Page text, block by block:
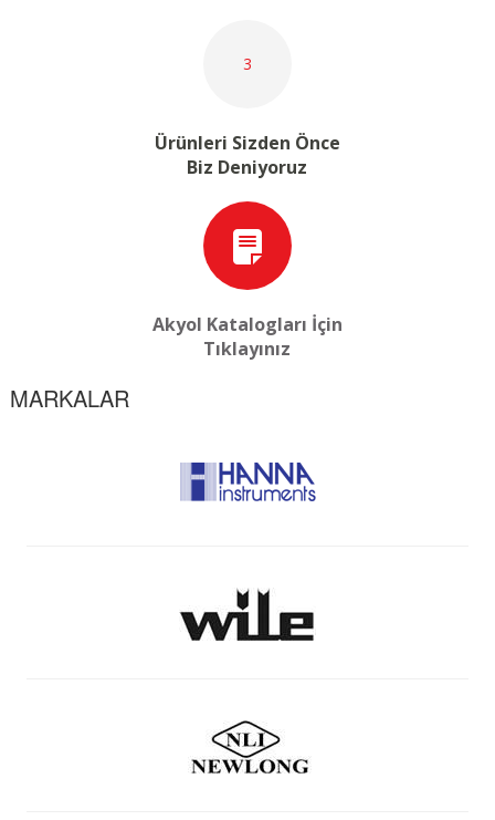
3
Ürünleri Sizden Önce
Biz Deniyoruz
Akyol Katalogları İçin
Tıklayınız
MARKALAR